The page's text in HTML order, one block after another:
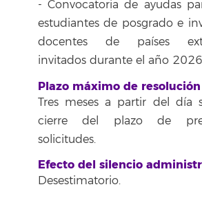
- Convocatoria de ayudas
estudiantes de posgrado e
docentes de países
invitados durante el año
Plazo máximo de resolución
Tres meses a partir del día
cierre del plazo de
solicitudes.
Efecto del silencio
Desestimatorio.